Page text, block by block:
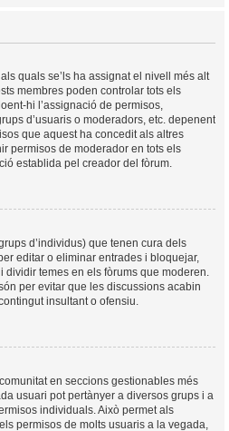
quals se’ls ha assignat el nivell més alt
membres poden controlar tots els
hi l’assignació de permisos,
d’usuaris o moderadors, etc. depenent
que aquest ha concedit als altres
permisos de moderador en tots els
establida pel creador del fòrum.
d’individus) que tenen cura dels
editar o eliminar entrades i bloquejar,
temes en els fòrums que moderen.
per evitar que les discussions acabin
insultant o ofensiu.
en seccions gestionables més
usuari pot pertànyer a diversos grups i a
individuals. Això permet als
permisos de molts usuaris a la vegada,